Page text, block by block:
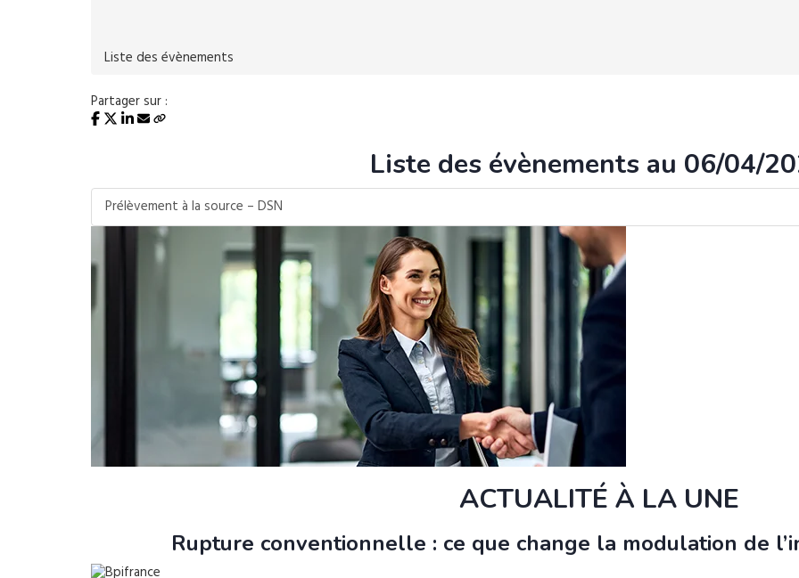
Liste des évènements
Partager sur :
Liste des évènements au 06/04/
Prélèvement à la source – DSN
ACTUALITÉ À LA UNE
Rupture conventionnelle : ce que change la modulation de